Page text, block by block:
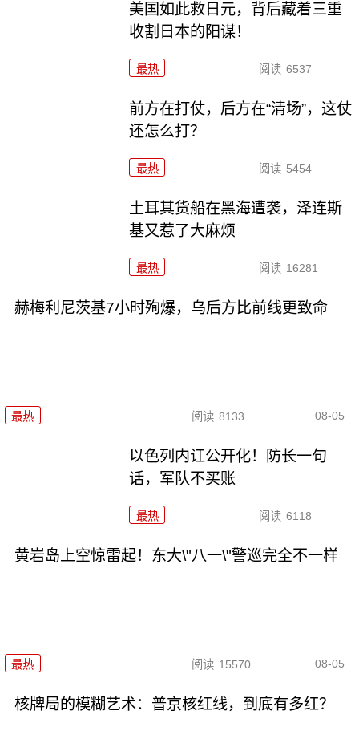
美国如此救日元，背后藏着三重
收割日本的阳谋！
最热 阅读 6537
前方在打仗，后方在“清场”，这仗
还怎么打？
最热 阅读 5454
土耳其货船在黑海遭袭，泽连斯
基又惹了大麻烦
最热 阅读 16281
赫梅利尼茨基7小时殉爆，乌后方比前线更致命
最热 阅读 8133 08-05
以色列内讧公开化！防长一句
话，军队不买账
最热 阅读 6118
黄岩岛上空惊雷起！东大\"八一\"警巡完全不一样
最热 阅读 15570 08-05
核牌局的模糊艺术：普京核红线，到底有多红？